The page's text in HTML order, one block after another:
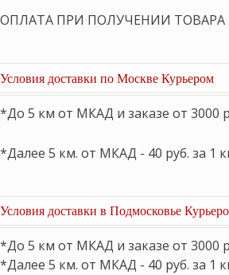
ОПЛАТА ПРИ ПОЛУЧЕНИИ ТОВАРА
Условия доставки по Москве Курьером
*До 5 км от МКАД и заказе от 3000
*Далее 5 км. от МКАД - 40 руб. за 1
Условия доставки в Подмосковье
*До 5 км от МКАД и заказе от 3000
*Далее 5 км. от МКАД - 40 руб. за 1